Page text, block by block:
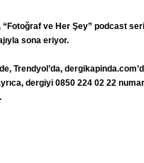
“Fotoğraf ve Her Şey” podcast
sona eriyor.
Trendyol’da, dergikapinda.com
dergiyi 0850 224 02 22